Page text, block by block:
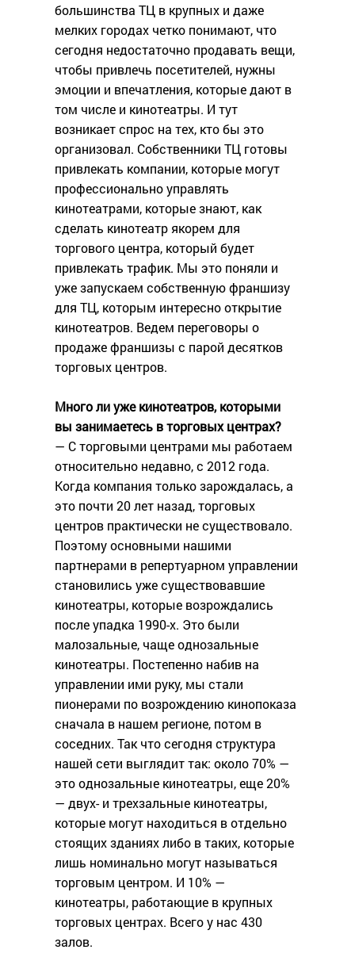
большинства ТЦ в крупных и даже
мелких городах четко понимают, что
сегодня недостаточно продавать вещи,
чтобы привлечь посетителей, нужны
эмоции и впечатления, которые дают в
том числе и кинотеатры. И тут
возникает спрос на тех, кто бы это
организовал. Собственники ТЦ готовы
привлекать компании, которые могут
профессионально управлять
кинотеатрами, которые знают, как
сделать кинотеатр якорем для
торгового центра, который будет
привлекать трафик. Мы это поняли и
уже запускаем собственную франшизу
для ТЦ, которым интересно открытие
кинотеатров. Ведем переговоры о
продаже франшизы с парой десятков
торговых центров.
Много ли уже кинотеатров, которыми
вы занимаетесь в торговых центрах?
— С торговыми центрами мы работаем
относительно недавно, с 2012 года.
Когда компания только зарождалась, а
это почти 20 лет назад, торговых
центров практически не существовало.
Поэтому основными нашими
партнерами в репертуарном управлении
становились уже существовавшие
кинотеатры, которые возрождались
после упадка 1990-х. Это были
малозальные, чаще однозальные
кинотеатры. Постепенно набив на
управлении ими руку, мы стали
пионерами по возрождению кинопоказа
сначала в нашем регионе, потом в
соседних. Так что сегодня структура
нашей сети выглядит так: около 70% —
это однозальные кинотеатры, еще 20%
— двух- и трехзальные кинотеатры,
которые могут находиться в отдельно
стоящих зданиях либо в таких, которые
лишь номинально могут называться
торговым центром. И 10% —
кинотеатры, работающие в крупных
торговых центрах. Всего у нас 430
залов.